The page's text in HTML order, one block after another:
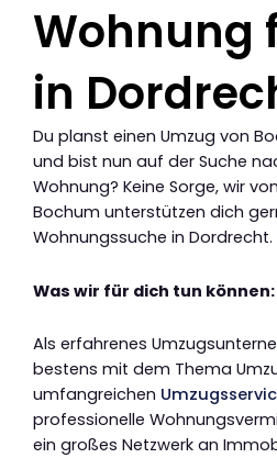
Wohnung
in
Du planst einen Umzug von
und bist nun auf der Suche
Wohnung? Keine Sorge, wir
Bochum unterstützen dich
Wohnungssuche in Dordrecht.
Was wir für dich tun können:
Als erfahrenes
bestens mit dem Thema
umfangreichen
professionelle
ein großes Netzwerk an